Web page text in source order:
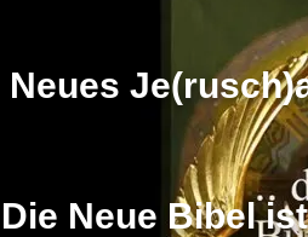
Neues
Die Neue Bibel